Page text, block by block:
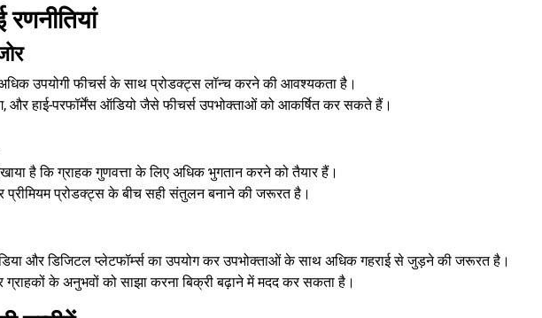
उपयोगी फीचर्स के साथ प्रोडक्ट्स लॉन्च करने की आवश्यकता है।
और हाई-परफॉर्मेंस ऑडियो जैसे फीचर्स उपभोक्ताओं को आकर्षित कर सकते हैं।
है कि ग्राहक गुणवत्ता के लिए अधिक भुगतान करने को तैयार हैं।
प्रोडक्ट्स के बीच सही संतुलन बनाने की जरूरत है।
और डिजिटल प्लेटफॉर्म्स का उपयोग कर उपभोक्ताओं के साथ अधिक गहराई से जुड़ने की जरूरत है।
ग्राहकों के अनुभवों को साझा करना बिक्री बढ़ाने में मदद कर सकता है।